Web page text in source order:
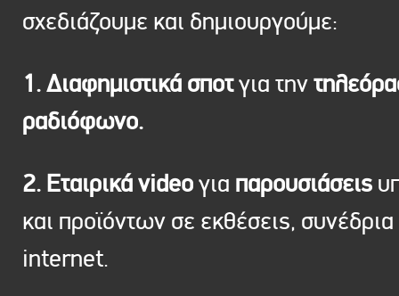
σχεδιάζουμε και δημιουργούμε:
1. Διαφημιστικά σποτγια την
ραδιόφωνο.
2. Εταιρικά videoγια παρουσιάσεις
και προϊόντων σε εκθέσεις, συνέδρια
internet.